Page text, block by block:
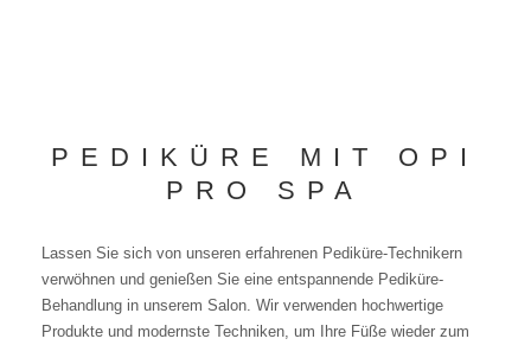
PEDIKÜRE MIT OPI
PRO SPA
Lassen Sie sich von unseren erfahrenen Pediküre-Technikern
verwöhnen und genießen Sie eine entspannende Pediküre-
Behandlung in unserem Salon. Wir verwenden hochwertige
Produkte und modernste Techniken, um Ihre Füße wieder zum